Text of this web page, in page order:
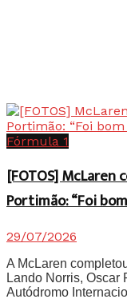
Fórmula 1
[FOTOS]
Portimão: “Foi
29/07/2026
A McLaren
Lando Norris, Oscar
Autódromo